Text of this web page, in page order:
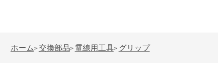
ホーム> 交換部品> 電線用工具> グリップ